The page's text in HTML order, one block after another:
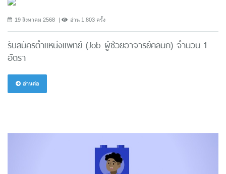
19 สิงหาคม 2568 อ่าน 1,803 ครั้ง
รับสมัครตำแหน่งแพทย์ (Job ผู้ช่วยอาจารย์คลินิก) จำนวน 1
อัตรา
อ่านต่อ